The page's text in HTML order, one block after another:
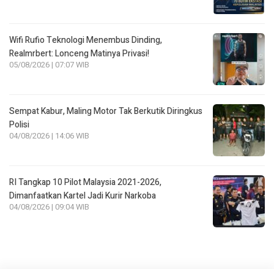
Wifi Rufio Teknologi Menembus Dinding,
Realmrbert: Lonceng Matinya Privasi!
05/08/2026 | 07:07 WIB
Sempat Kabur, Maling Motor Tak Berkutik Diringkus
Polisi
04/08/2026 | 14:06 WIB
RI Tangkap 10 Pilot Malaysia 2021-2026,
Dimanfaatkan Kartel Jadi Kurir Narkoba
04/08/2026 | 09:04 WIB